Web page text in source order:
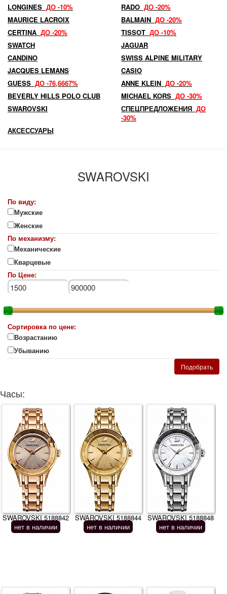
LONGINES ДО -10% RADO ДО -20%
MAURICE LACROIX
BALMAIN ДО -20%
CERTINA ДО -20% TISSOT ДО -10%
SWATCH
JAGUAR
CANDINO
SWISS ALPINE MILITARY
JACQUES LEMANS
CASIO
GUESS ДО -76,6667% ANNE KLEIN ДО -20%
BEVERLY HILLS POLO CLUB
MICHAEL KORS ДО -30%
SWAROVSKI
СПЕЦПРЕДЛОЖЕНИЯ ДО
-30%
АКСЕССУАРЫ
SWAROVSKI
По виду:
Мужские
Женские
По механизму:
Механические
Кварцевые
По Цене:
Сортировка по цене:
Возрастанию
Убыванию
Часы:
SWAROVSKI 5188842
нет в наличии
SWAROVSKI 5188844
нет в наличии
SWAROVSKI 5188848
нет в наличии